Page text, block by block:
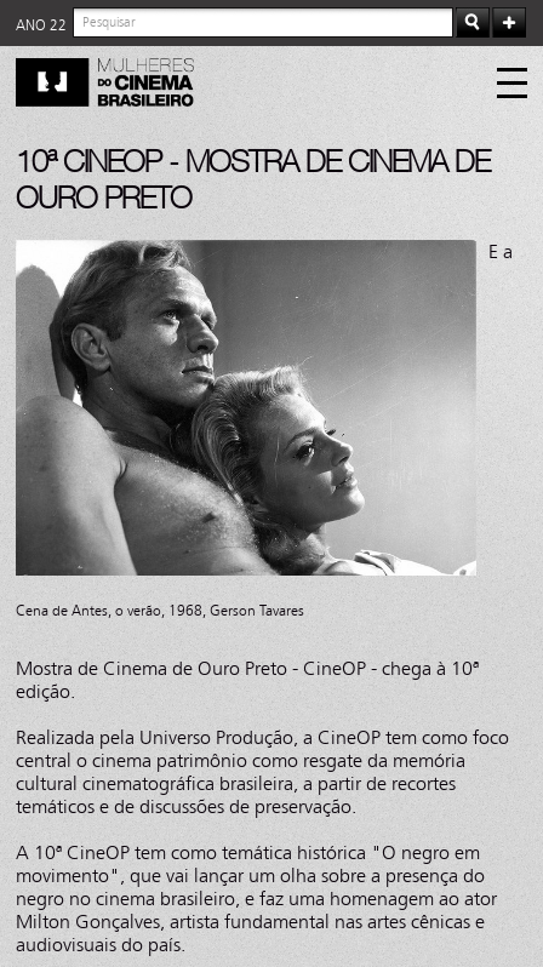
ANO 22
10ª CINEOP - MOSTRA DE CINEMA DE
OURO PRETO
Cena de Antes, o verão, 1968, Gerson Tavares
E a
Mostra de Cinema de Ouro Preto - CineOP - chega à 10ª
edição.
Realizada pela Universo Produção, a CineOP tem como foco
central o cinema patrimônio como resgate da memória
cultural cinematográfica brasileira, a partir de recortes
temáticos e de discussões de preservação.
A 10ª CineOP tem como temática histórica "O negro em
movimento", que vai lançar um olha sobre a presença do
negro no cinema brasileiro, e faz uma homenagem ao ator
Milton Gonçalves, artista fundamental nas artes cênicas e
audiovisuais do país.